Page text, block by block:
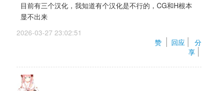
目前有三个汉化，我知道有个汉化是不行的，CG和H根本
显不出来
2026-03-27 23:02:51
赞
回应
分
享